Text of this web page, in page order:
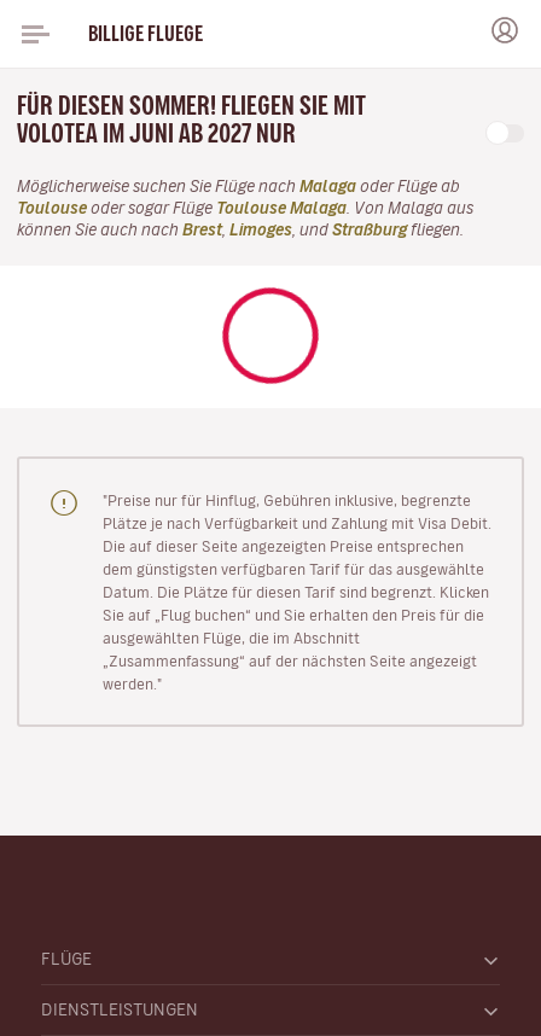
BILLIGE FLUEGE
FÜR DIESEN SOMMER! FLIEGEN SIE MIT
VOLOTEA IM JUNI AB 2027 NUR
Möglicherweise suchen Sie Flüge nach Malaga oder Flüge ab
Toulouse oder sogar Flüge Toulouse Malaga . Von Malaga aus
können Sie auch nach Brest, Limoges , und Straßburgfliegen.
"Preise nur für Hinflug, Gebühren inklusive, begrenzte
Plätze je nach Verfügbarkeit und Zahlung mit Visa Debit.
Die auf dieser Seite angezeigten Preise entsprechen
dem günstigsten verfügbaren Tarif für das ausgewählte
Datum. Die Plätze für diesen Tarif sind begrenzt. Klicken
Sie auf „Flug buchen“ und Sie erhalten den Preis für die
ausgewählten Flüge, die im Abschnitt
„Zusammenfassung“ auf der nächsten Seite angezeigt
werden."
FLÜGE
DIENSTLEISTUNGEN